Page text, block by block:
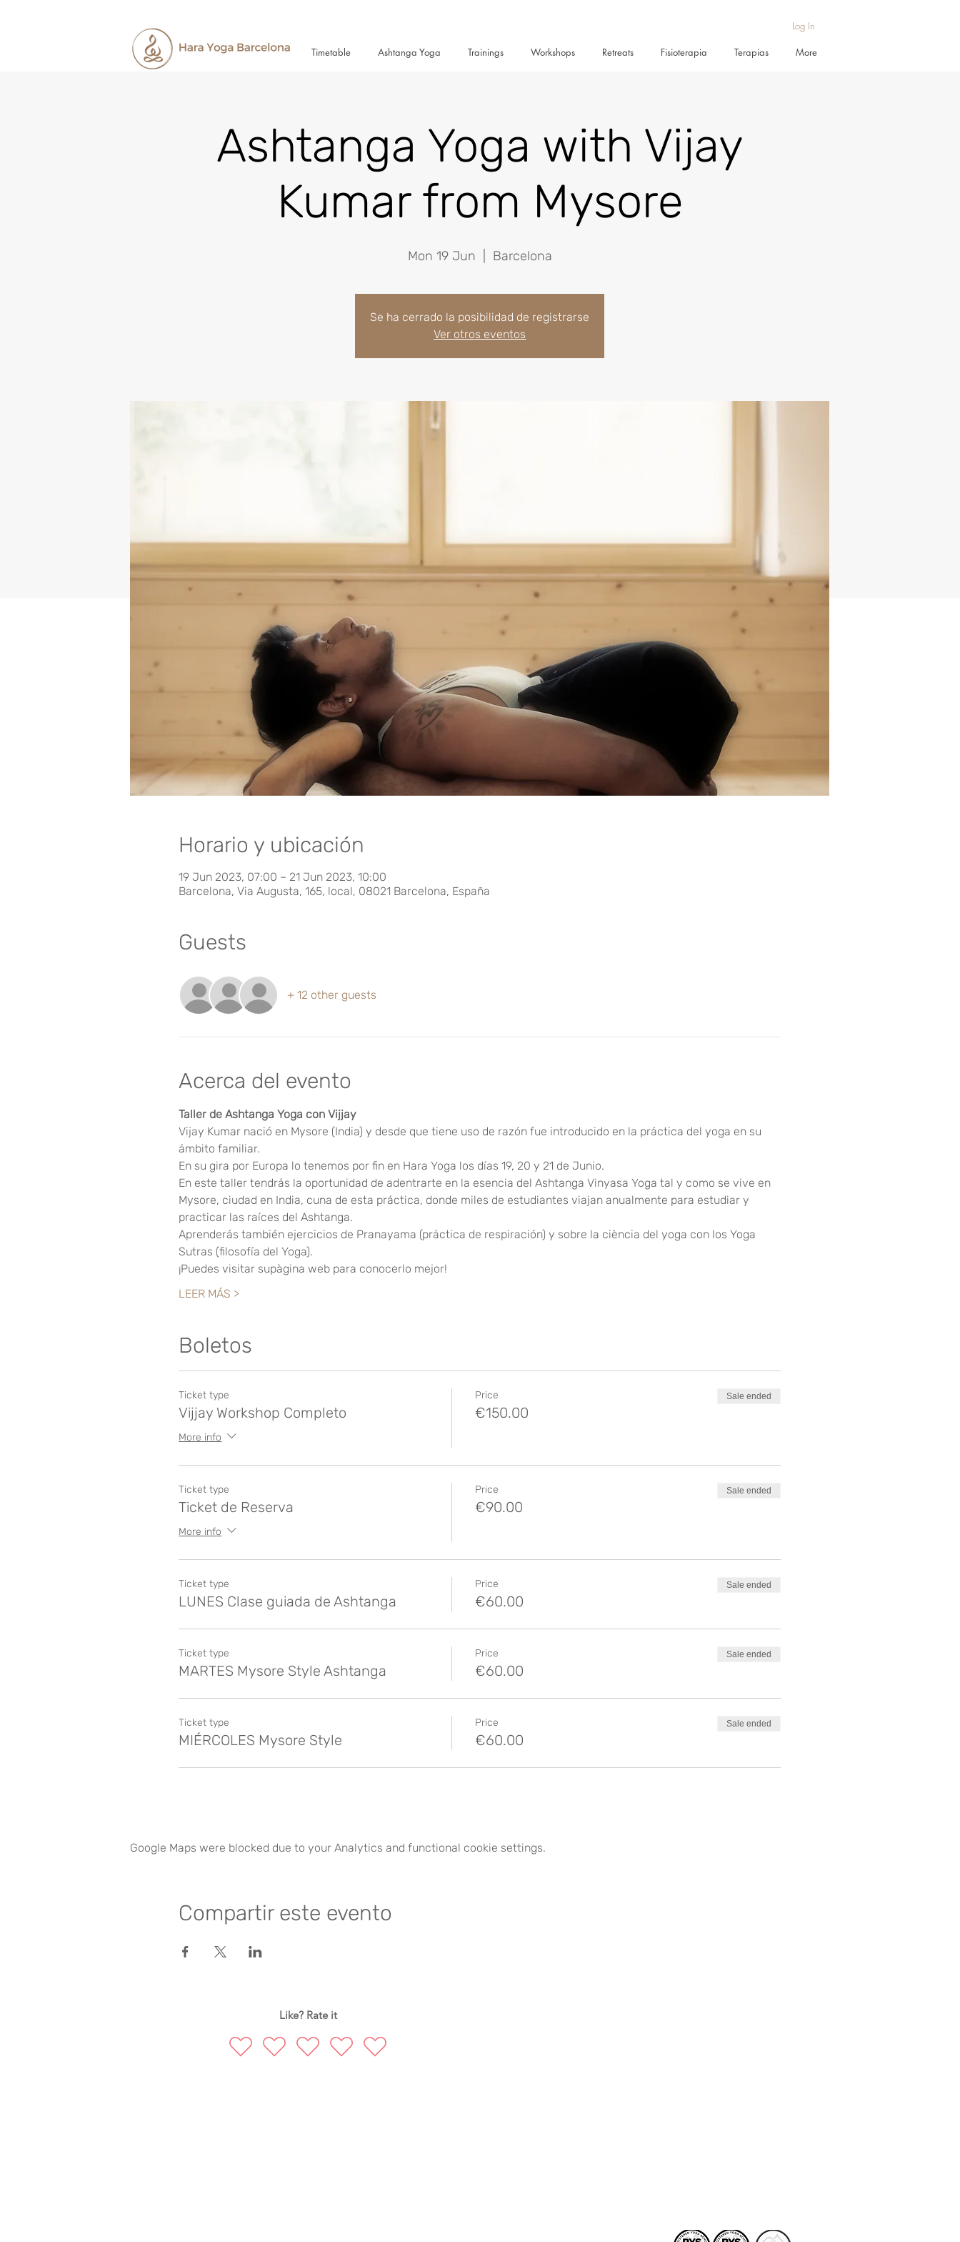
Log In
Timetable Ashtanga Yoga Trainings Workshops Retreats Fisioterapia Terapias More
Ashtanga Yoga with Vijay
Kumar from Mysore
Mon 19 Jun Barcelona
Se ha cerrado la posibilidad de registrarse
Ver otros eventos
Horario y ubicación
19 Jun 2023, 07:00 – 21 Jun 2023, 10:00
Barcelona, Via Augusta, 165, local, 08021 Barcelona, España
Guests
+ 12 other guests
Acerca del evento
Taller de Ashtanga Yoga con Vijjay
Vijay Kumar nació en Mysore (India) y desde que tiene uso de razón fue introducido en la práctica del yoga en su
ámbito familiar.
En su gira por Europa lo tenemos por fin en Hara Yoga los días 19, 20 y 21 de Junio.
En este taller tendrás la oportunidad de adentrarte en la esencia del Ashtanga Vinyasa Yoga tal y como se vive en
Mysore, ciudad en India, cuna de esta práctica, donde miles de estudiantes viajan anualmente para estudiar y
practicar las raíces del Ashtanga.
Aprenderás también ejercicios de Pranayama (práctica de respiración) y sobre la ciència del yoga con los Yoga
Sutras (filosofía del Yoga).
¡Puedes visitar supàgina web para conocerlo mejor!
LEER MÁS >
Boletos
Ticket type
Vijjay Workshop Completo
More info
Price
€150.00
Sale ended
Ticket type
Ticket de Reserva
More info
Price
€90.00
Sale ended
Ticket type
LUNES Clase guiada de Ashtanga
Price
€60.00
Sale ended
Ticket type
MARTES Mysore Style Ashtanga
Price
€60.00
Sale ended
Ticket type
MIÉRCOLES Mysore Style
Price
€60.00
Sale ended
Google Maps were blocked due to your Analytics and functional cookie settings.
Compartir este evento
Like? Rate it